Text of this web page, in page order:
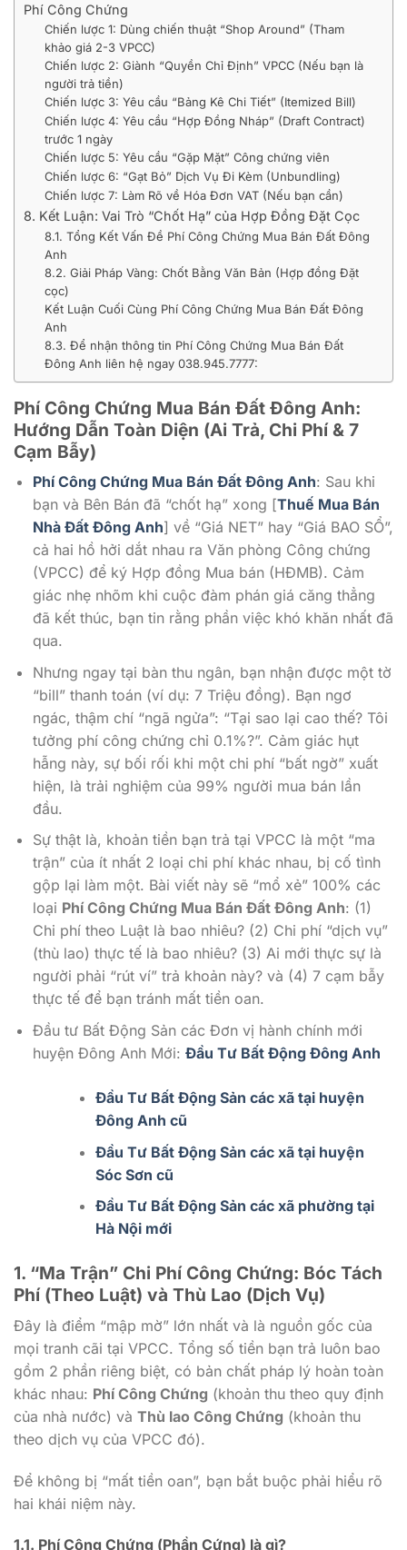
Phí Công Chứng
Chiến lược 1: Dùng chiến thuật “Shop Around” (Tham
khảo giá 2-3 VPCC)
Chiến lược 2: Giành “Quyền Chỉ Định” VPCC (Nếu bạn là
người trả tiền)
Chiến lược 3: Yêu cầu “Bảng Kê Chi Tiết” (Itemized Bill)
Chiến lược 4: Yêu cầu “Hợp Đồng Nháp” (Draft Contract)
trước 1 ngày
Chiến lược 5: Yêu cầu “Gặp Mặt” Công chứng viên
Chiến lược 6: “Gạt Bỏ” Dịch Vụ Đi Kèm (Unbundling)
Chiến lược 7: Làm Rõ về Hóa Đơn VAT (Nếu bạn cần)
8. Kết Luận: Vai Trò “Chốt Hạ” của Hợp Đồng Đặt Cọc
8.1. Tổng Kết Vấn Đề Phí Công Chứng Mua Bán Đất Đông
Anh
8.2. Giải Pháp Vàng: Chốt Bằng Văn Bản (Hợp đồng Đặt
cọc)
Kết Luận Cuối Cùng Phí Công Chứng Mua Bán Đất Đông
Anh
8.3. Để nhận thông tin Phí Công Chứng Mua Bán Đất
Đông Anh liên hệ ngay 038.945.7777:
Phí Công Chứng Mua Bán Đất Đông Anh:
Hướng Dẫn Toàn Diện (Ai Trả, Chi Phí & 7
Cạm Bẫy)
Phí Công Chứng Mua Bán Đất Đông Anh: Sau khi
bạn và Bên Bán đã “chốt hạ” xong [Thuế Mua Bán
Nhà Đất Đông Anh] về “Giá NET” hay “Giá BAO SỔ”,
cả hai hồ hởi dắt nhau ra Văn phòng Công chứng
(VPCC) để ký Hợp đồng Mua bán (HĐMB). Cảm
giác nhẹ nhõm khi cuộc đàm phán giá căng thẳng
đã kết thúc, bạn tin rằng phần việc khó khăn nhất đã
qua.
Nhưng ngay tại bàn thu ngân, bạn nhận được một tờ
“bill” thanh toán (ví dụ: 7 Triệu đồng). Bạn ngơ
ngác, thậm chí “ngã ngửa”: “Tại sao lại cao thế? Tôi
tưởng phí công chứng chỉ 0.1%?”. Cảm giác hụt
hẫng này, sự bối rối khi một chi phí “bất ngờ” xuất
hiện, là trải nghiệm của 99% người mua bán lần
đầu.
Sự thật là, khoản tiền bạn trả tại VPCC là một “ma
trận” của ít nhất 2 loại chi phí khác nhau, bị cố tình
gộp lại làm một. Bài viết này sẽ “mổ xẻ” 100% các
loại Phí Công Chứng Mua Bán Đất Đông Anh: (1)
Chi phí theo Luật là bao nhiêu? (2) Chi phí “dịch vụ”
(thù lao) thực tế là bao nhiêu? (3) Ai mới thực sự là
người phải “rút ví” trả khoản này? và (4) 7 cạm bẫy
thực tế để bạn tránh mất tiền oan.
Đầu tư Bất Động Sản các Đơn vị hành chính mới
huyện Đông Anh Mới: Đầu Tư Bất Động Đông Anh
Đầu Tư Bất Động Sản các xã tại huyện
Đông Anh cũ
Đầu Tư Bất Động Sản các xã tại huyện
Sóc Sơn cũ
Đầu Tư Bất Động Sản các xã phường tại
Hà Nội mới
1. “Ma Trận” Chi Phí Công Chứng: Bóc Tách
Phí (Theo Luật) và Thù Lao (Dịch Vụ)
Đây là điểm “mập mờ” lớn nhất và là nguồn gốc của
mọi tranh cãi tại VPCC. Tổng số tiền bạn trả luôn bao
gồm 2 phần riêng biệt, có bản chất pháp lý hoàn toàn
khác nhau: Phí Công Chứng (khoản thu theo quy định
của nhà nước) và Thù lao Công Chứng (khoản thu
theo dịch vụ của VPCC đó).
Để không bị “mất tiền oan”, bạn bắt buộc phải hiểu rõ
hai khái niệm này.
1.1. Phí Công Chứng (Phần Cứng) là gì?